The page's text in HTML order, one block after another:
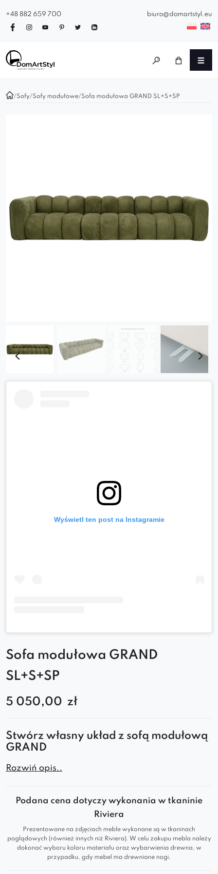
+48 882 659 700 biuro@domartstyl.eu
/Sofy/Sofy modułowe/Sofa modułowa GRAND SL+S+SP
Wyświetl ten post na Instagramie
Sofa modułowa GRAND
SL+S+SP
5 050,00 zł
Stwórz własny układ z sofą modułową
GRAND
SofaGRAND SL+S+SP
nowoczesną i elegancką sofę do salonu
dopasowaną do swojej przestrzeni. Trzy moduły
prawy (SP)– pozwalają zbudować komfortową i
stylową sofę o imponującej długości, doskonałą
Rozwiń opis..
Podana cena dotyczy wykonania w tkaninie
Riviera
Prezentowane na zdjęciach meble wykonane są w tkaninach
poglądowych (również innych niż Riviera). W celu zakupu mebla należy
dokonać wyboru koloru materiału oraz wybarwienia drewna, w
przypadku, gdy mebel ma drewniane nogi.